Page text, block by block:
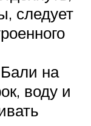
следует
на
воду и